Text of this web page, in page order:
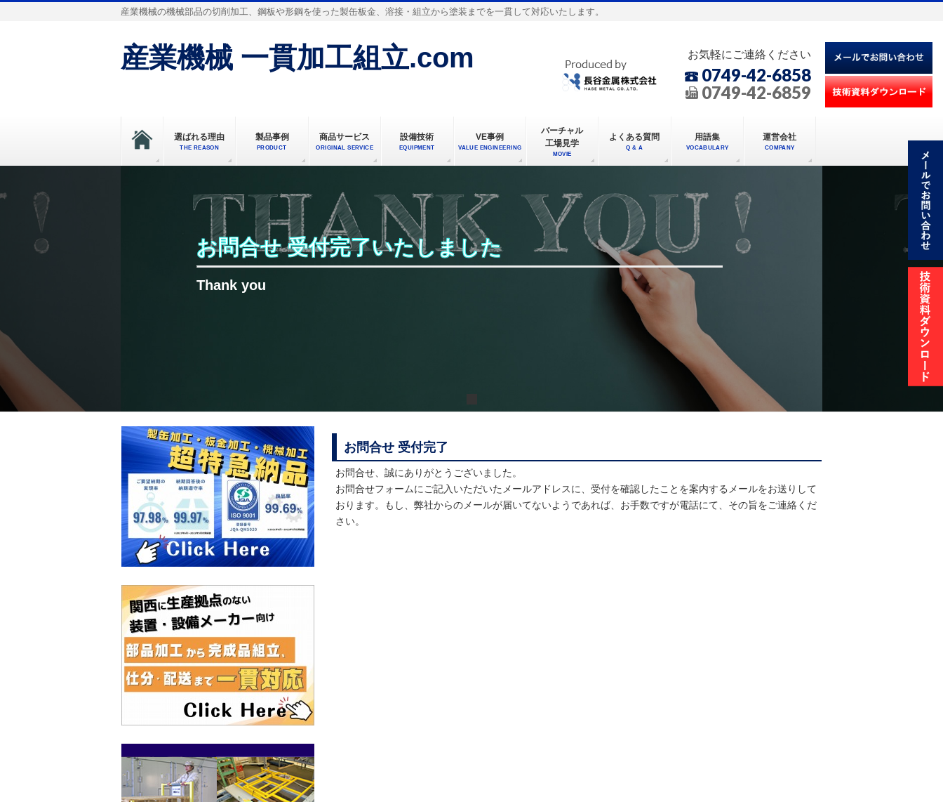
産業機械の機械部品の切削加工、鋼板や形鋼を使った製缶板金、溶接・組立から塗装までを一貫して対応いたします。
産業機械 一貫加工組立.com お気軽にご連絡ください
0749-42-6858
0749-42-6859
選ばれる理由
THE REASON
製品事例
PRODUCT
商品サービス
ORIGINAL SERVICE
設備技術
EQUIPMENT
VE事例
VALUE ENGINEERING
バーチャル
工場見学
MOVIE
よくある質問
Q & A
用語集
VOCABULARY
運営会社
COMPANY
お問合せ 受付完了いたしました
Thank you
お問合せ 受付完了
お問合せ、誠にありがとうございました。
お問合せフォームにご記入いただいたメールアドレスに、受付を確認したことを案内するメールをお送りして
おります。もし、弊社からのメールが届いてないようであれば、お手数ですが電話にて、その旨をご連絡くだ
さい。